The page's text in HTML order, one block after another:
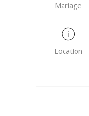
Mariage
Location